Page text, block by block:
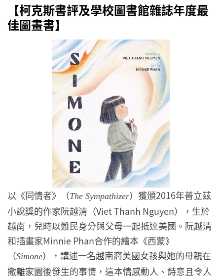
【柯克斯書評及學校圖書館雜誌年度最
佳圖畫書】
以《同情者》（The Sympathizer）獲頒2016年普立茲
小說獎的作家阮越清（Viet Thanh Nguyen），生於
越南，兒時以難民身分與父母一起抵達美國。阮越清
和插畫家Minnie Phan合作的繪本《西蒙》
（Simone），講述一名越南裔美國女孩與她的母親在
撤離家園後發生的事情，這本情感動人、詩意且令人